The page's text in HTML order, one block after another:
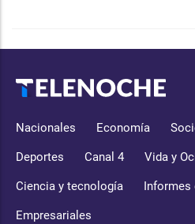
Nacionales Economía
Deportes Canal 4 Vida y
Ciencia y tecnología
Empresariales